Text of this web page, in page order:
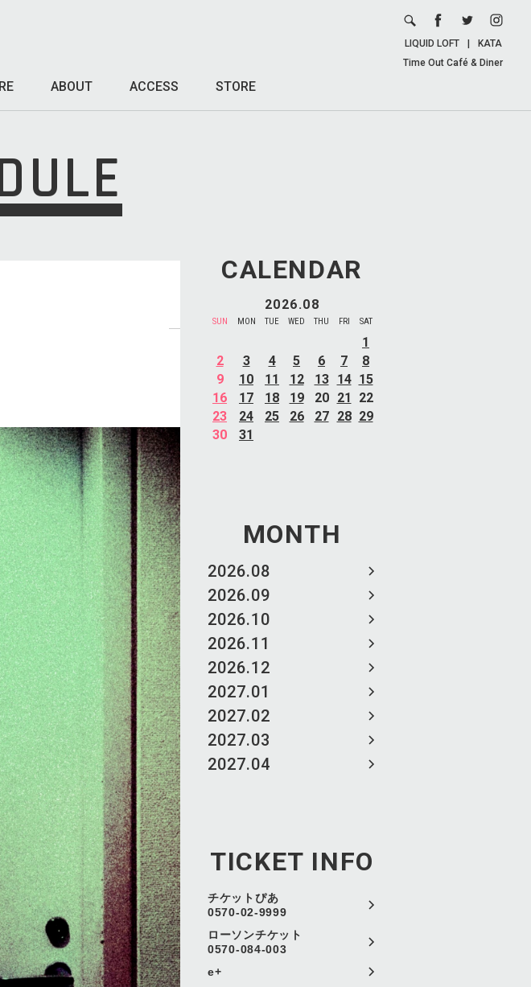
ABOUT ACCESS STORE
LIQUID LOFT
KATA
Time Out Café & Diner
CALENDAR
2026.08
SUN MON TUE WED THU FRI SAT
1
2
3 4 5 6 7
8
9
10 11 12 13 14 15
16
17 18 19 20 21
22
23
24 25 26 27 28 29
30
31
MONTH
2026.08
2026.09
2026.10
2026.11
2026.12
2027.01
2027.02
2027.03
2027.04
TICKET INFO
チケットぴあ
0570-02-9999
ローソンチケット
0570-084-003
e+